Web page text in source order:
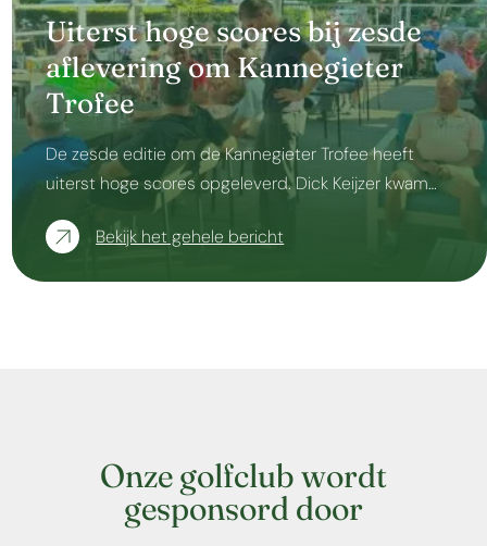
Uiterst hoge scores bij zesde
aflevering om Kannegieter
Trofee
De zesde editie om de Kannegieter Trofee heeft
uiterst hoge scores opgeleverd. Dick Keijzer kwam…
Bekijk het gehele bericht
Onze golfclub wordt
gesponsord door